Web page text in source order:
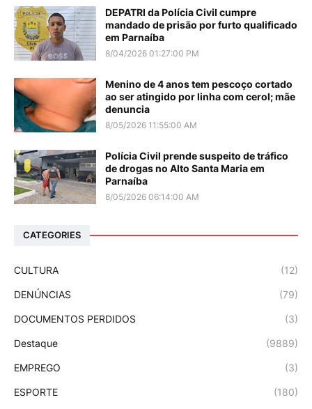
DEPATRI da Polícia Civil cumpre
mandado de prisão por furto qualificado
em Parnaíba
8/04/2026 01:27:00 PM
Menino de 4 anos tem pescoço cortado
ao ser atingido por linha com cerol; mãe
denuncia
8/05/2026 11:55:00 AM
Polícia Civil prende suspeito de tráfico
de drogas no Alto Santa Maria em
Parnaíba
8/05/2026 06:14:00 AM
CATEGORIES
CULTURA (12)
DENÚNCIAS (79)
DOCUMENTOS PERDIDOS (3)
Destaque (9889)
EMPREGO (3)
ESPORTE (180)